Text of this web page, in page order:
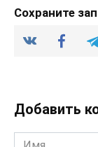
Сохраните
Добавить
Имя